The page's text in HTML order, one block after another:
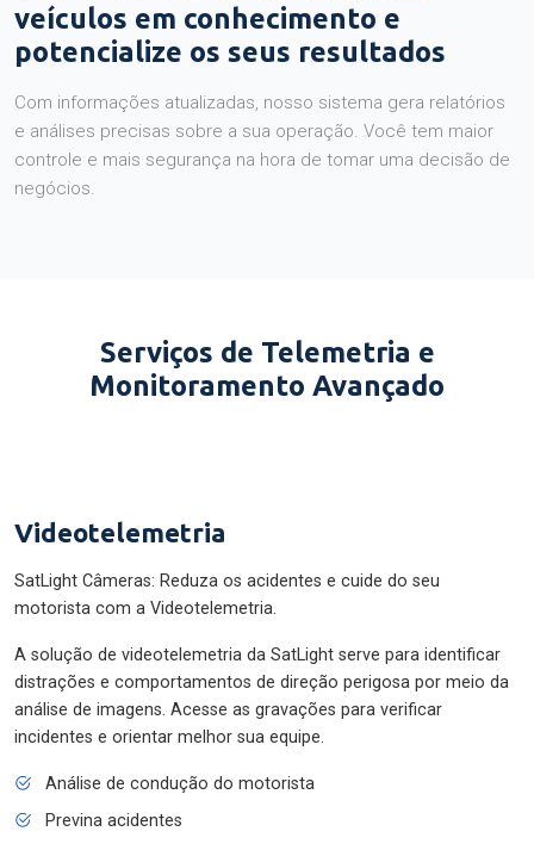
veículos em conhecimento e
potencialize os seus resultados
Com informações atualizadas, nosso sistema gera relatórios
e análises precisas sobre a sua operação. Você tem maior
controle e mais segurança na hora de tomar uma decisão de
negócios.
Serviços de Telemetria e
Monitoramento Avançado
Videotelemetria
SatLight Câmeras: Reduza os acidentes e cuide do seu
motorista com a Videotelemetria.
A solução de videotelemetria da SatLight serve para identificar
distrações e comportamentos de direção perigosa por meio da
análise de imagens. Acesse as gravações para verificar
incidentes e orientar melhor sua equipe.
Análise de condução do motorista
Previna acidentes